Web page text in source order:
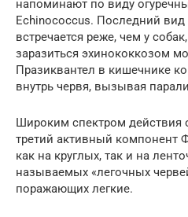
напоминают по виду
Echinococcus. Последний
встречается реже, чем у
заразиться эхинококкозом
Празиквантел в кишечнике
внутрь червя, вызывая
Широким спектром действия
третий активный компонент
как на круглых, так и на
называемых «легочных
поражающих легкие.